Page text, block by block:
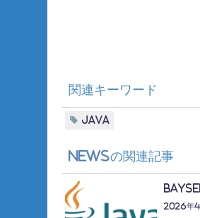
関連キーワード
Java
Newsの関連記事
2026年4